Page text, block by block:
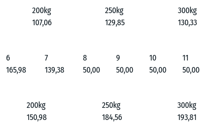
200kg 250kg
300kg
107,06 129,85 130,33
6 7 8 9 10 11
165,98 139,38 50,00 50,00 50,00 50,00
200kg 250kg
300kg
150,98 184,56 193,81